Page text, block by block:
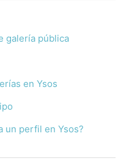
galería pública
en Ysos
un perfil en Ysos?